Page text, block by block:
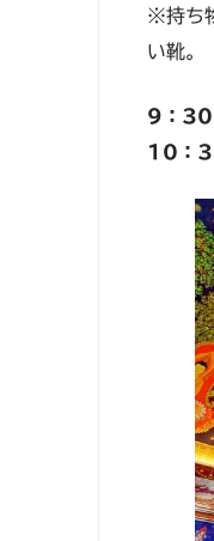
※持ち
い靴。
9：
10：